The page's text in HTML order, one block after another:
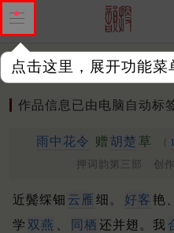
点击这里，展开功能菜
作品 标注四声 出处、引
作品信息已由电脑自动标
雨中花令 赠 胡楚 草 （
押词韵第三部 创作
近鬓䌽钿 云雁 细。 好客 艳、
学 双燕 同栖 还并翅。我